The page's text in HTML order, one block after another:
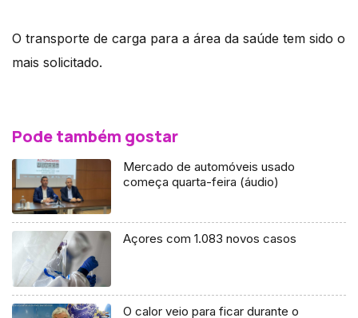
O transporte de carga para a área da saúde tem sido o
mais solicitado.
Pode também gostar
Mercado de automóveis usado
começa quarta-feira (áudio)
Açores com 1.083 novos casos
O calor veio para ficar durante o